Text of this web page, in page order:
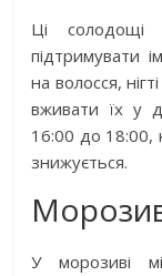
Ці солодощі
підтримувати
на волосся,
вживати їх у
16:00 до 18:00,
знижується.
У морозиві